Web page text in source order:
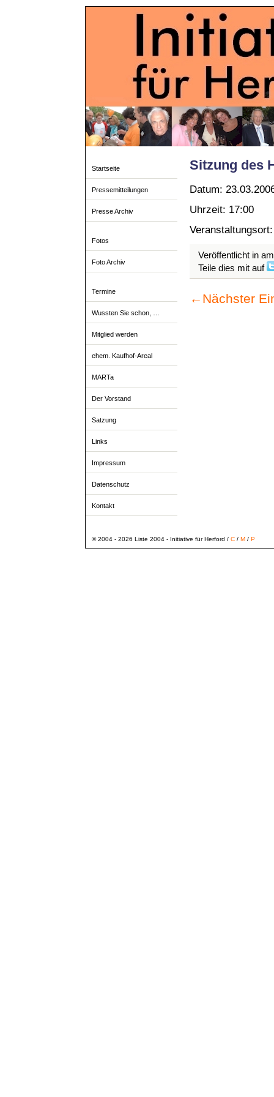
Startseite
Pressemitteilungen
Presse Archiv
Fotos
Foto Archiv
Termine
Wussten Sie schon, …
Mitglied werden
ehem. Kaufhof-Areal
MARTa
Der Vorstand
Satzung
Links
Impressum
Datenschutz
Kontakt
Sitzung des
Datum:
Uhrzeit: 17:00
Veröffentlicht in
Teile dies mit auf
← Nächster
© 2004 - 2026 Liste 2004 - Initiative für Herford / C/ M/ P